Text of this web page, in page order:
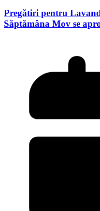
Pregătiri pentru
Săptămâna Mov se